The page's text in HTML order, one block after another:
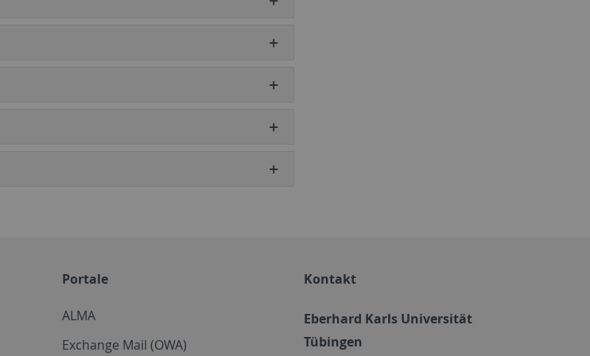
Portale
ALMA
Exchange Mail (OWA)
Kontakt
Eberhard Karls Universität
Tübingen